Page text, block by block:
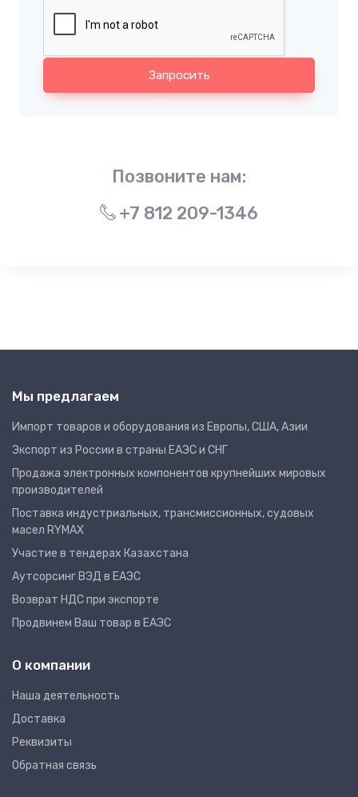
Запросить
Позвоните нам:
+7 812 209-1346
Мы предлагаем
Импорт товаров и оборудования из Европы, США, Азии
Экспорт из России в страны ЕАЭС и СНГ
Продажа электронных компонентов крупнейших мировых
производителей
Поставка индустриальных, трансмиссионных, судовых
масел RYMAX
Участие в тендерах Казахстана
Аутсорсинг ВЭД в ЕАЭС
Возврат НДС при экспорте
Продвинем Ваш товар в ЕАЭС
О компании
Наша деятельность
Доставка
Реквизиты
Обратная связь